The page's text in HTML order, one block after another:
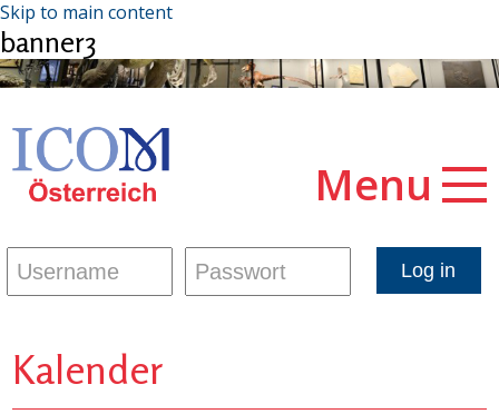
Skip to main content
banner3
Menu
Kalender